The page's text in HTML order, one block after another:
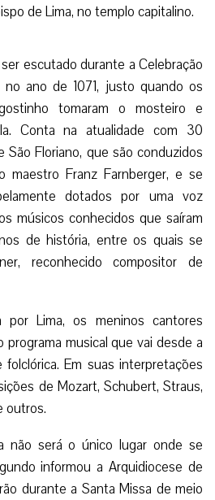
de Lima, no templo capitalino.
escutado durante a Celebração
no ano de 1071, justo quando os
tomaram o mosteiro e
Conta na atualidade com 30
Floriano, que são conduzidos
maestro Franz Farnberger, e se
dotados por uma voz
músicos conhecidos que saíram
de história, entre os quais se
reconhecido compositor de
por Lima, os meninos cantores
programa musical que vai desde a
folclórica. Em suas interpretações
de Mozart, Schubert, Straus,
outros.
não será o único lugar onde se
informou a Arquidiocese de
durante a Santa Missa de meio